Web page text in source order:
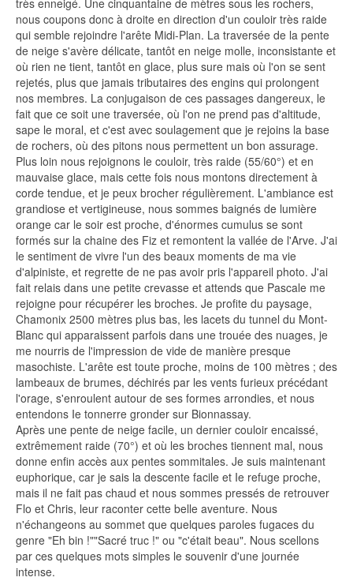
très enneigé. Une cinquantaine de mètres sous les rochers,
nous coupons donc à droite en direction d'un couloir très raide
qui semble rejoindre l'arête Midi-Plan. La traversée de la pente
de neige s'avère délicate, tantôt en neige molle, inconsistante et
où rien ne tient, tantôt en glace, plus sure mais où l'on se sent
rejetés, plus que jamais tributaires des engins qui prolongent
nos membres. La conjugaison de ces passages dangereux, le
fait que ce soit une traversée, où l'on ne prend pas d'altitude,
sape le moral, et c'est avec soulagement que je rejoins la base
de rochers, où des pitons nous permettent un bon assurage.
Plus loin nous rejoignons le couloir, très raide (55/60°) et en
mauvaise glace, mais cette fois nous montons directement à
corde tendue, et je peux brocher régulièrement. L'ambiance est
grandiose et vertigineuse, nous sommes baignés de lumière
orange car le soir est proche, d'énormes cumulus se sont
formés sur la chaine des Fiz et remontent la vallée de l'Arve. J'ai
le sentiment de vivre l'un des beaux moments de ma vie
d'alpiniste, et regrette de ne pas avoir pris l'appareil photo. J'ai
fait relais dans une petite crevasse et attends que Pascale me
rejoigne pour récupérer les broches. Je profite du paysage,
Chamonix 2500 mètres plus bas, les lacets du tunnel du Mont-
Blanc qui apparaissent parfois dans une trouée des nuages, je
me nourris de l'impression de vide de manière presque
masochiste. L'arête est toute proche, moins de 100 mètres ; des
lambeaux de brumes, déchirés par les vents furieux précédant
l'orage, s'enroulent autour de ses formes arrondies, et nous
entendons Ie tonnerre gronder sur Bionnassay.
Après une pente de neige facile, un dernier couloir encaissé,
extrêmement raide (70°) et où les broches tiennent mal, nous
donne enfin accès aux pentes sommitales. Je suis maintenant
euphorique, car je sais la descente facile et Ie refuge proche,
mais il ne fait pas chaud et nous sommes pressés de retrouver
Flo et Chris, leur raconter cette belle aventure. Nous
n'échangeons au sommet que quelques paroles fugaces du
genre "Eh bin !""Sacré truc !" ou "c'était beau". Nous scellons
par ces quelques mots simples le souvenir d'une journée
intense.